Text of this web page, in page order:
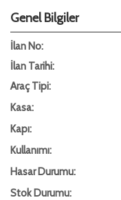
Genel Bilgiler
İlan No:
İlan Tarihi:
Araç Tipi:
Kasa:
Kapı:
Kullanımı:
Hasar Durumu:
Stok Durumu: